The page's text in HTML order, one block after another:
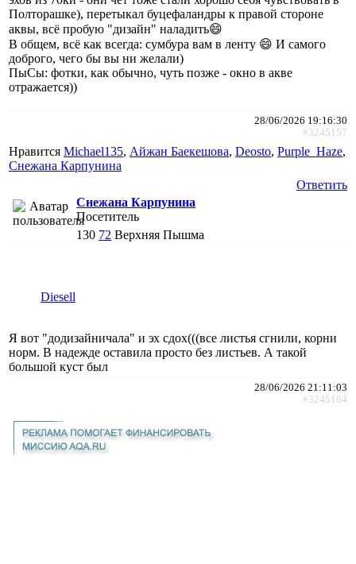
Полторашке), перетыкал буцефаландры к правой стороне
аквы, всё пробую "дизайн" наладить😄
В общем, всё как всегда: сумбура вам в ленту 😄 И самого
доброго, чего бы вы ни желали)
ПыСы: фотки, как обычно, чуть позже - окно в акве
отражается))
28/06/2026 19:16:30
#3245157
Нравится Michael135, Айжан Баекешова, Deosto, Purple_Haze,
Снежана Карпунина
Ответить
Снежана Карпунина
Посетитель
130 72 Верхняя Пышма
Diesell
Я вот "додизайничала" и эх сдох(((все листья сгнили, корни
норм. В надежде оставила просто без листьев. А такой
большой куст был
28/06/2026 21:11:03
#3245164